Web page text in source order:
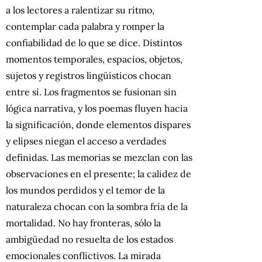
a los lectores a ralentizar su ritmo,
contemplar cada palabra y romper la
confiabilidad de lo que se dice. Distintos
momentos temporales, espacios, objetos,
sujetos y registros lingüísticos chocan
entre sí. Los fragmentos se fusionan sin
lógica narrativa, y los poemas fluyen hacia
la significación, donde elementos dispares
y elipses niegan el acceso a verdades
definidas. Las memorias se mezclan con las
observaciones en el presente; la calidez de
los mundos perdidos y el temor de la
naturaleza chocan con la sombra fría de la
mortalidad. No hay fronteras, sólo la
ambigüedad no resuelta de los estados
emocionales conflictivos. La mirada